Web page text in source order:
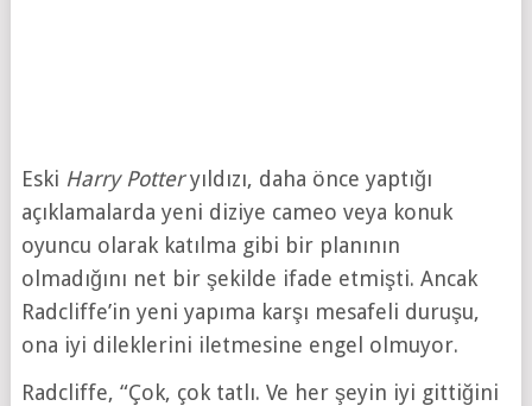
Eski Harry Potteryıldızı, daha önce yaptığı
açıklamalarda yeni diziye cameo veya konuk
oyuncu olarak katılma gibi bir planının
olmadığını net bir şekilde ifade etmişti. Ancak
Radcliffe’in yeni yapıma karşı mesafeli duruşu,
ona iyi dileklerini iletmesine engel olmuyor.
Radcliffe, “Çok, çok tatlı. Ve her şeyin iyi gittiğini